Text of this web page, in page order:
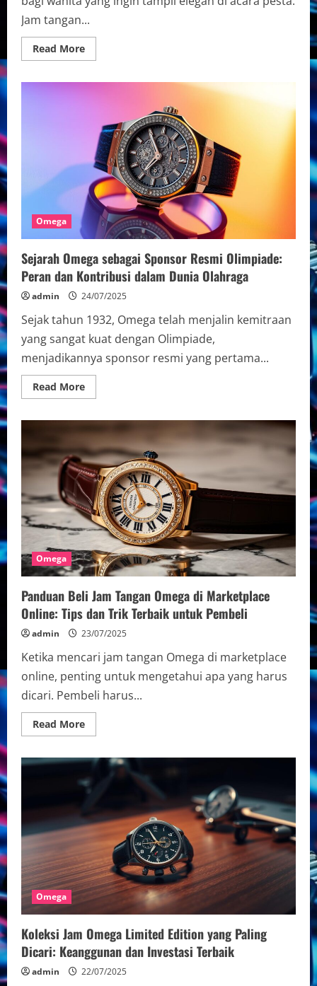
Jam tangan...
Read MoreRead
more
untuk
Pesta:
Pilihan
Cerdas
untuk
Tampil
Menawan
Omega
Sejarah Omega sebagai Sponsor Resmi Olimpiade:
Peran dan Kontribusi dalam Dunia Olahraga
admin 24/07/2025
Sejak tahun 1932, Omega telah menjalin kemitraan
yang sangat kuat dengan Olimpiade,
menjadikannya sponsor resmi yang pertama...
Read MoreRead
more
Omega
sebagai
Sponsor
Resmi
Olimpiade:
Peran
dan
Kontribusi
dalam
Dunia
Olahraga
Omega
Panduan Beli Jam Tangan Omega di Marketplace
Online: Tips dan Trik Terbaik untuk Pembeli
admin 23/07/2025
Ketika mencari jam tangan Omega di marketplace
online, penting untuk mengetahui apa yang harus
dicari. Pembeli harus...
Read MoreRead
more
Beli
Tangan
Omega
Marketplace
Online:
dan
Terbaik
untuk
Pembeli
Omega
Koleksi Jam Omega Limited Edition yang Paling
Dicari: Keanggunan dan Investasi Terbaik
admin 22/07/2025